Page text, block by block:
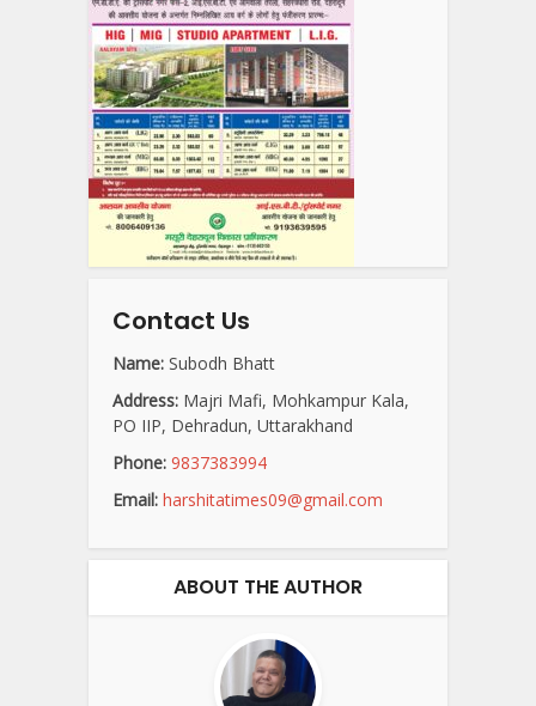
Contact Us
Name: Subodh Bhatt
Address: Majri Mafi, Mohkampur Kala,
PO IIP, Dehradun, Uttarakhand
Phone: 9837383994
Email: harshitatimes09@gmail.com
ABOUT THE AUTHOR